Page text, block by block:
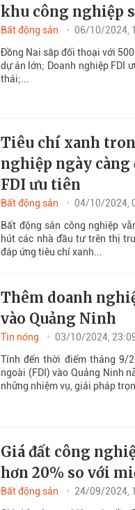
khu công nghiệp
Bất động sản
06/10/2024,
Đồng Nai sắp đối thoại với
dự án lớn; Doanh nghiệp FDI
thái;...
Tiêu chí xanh
nghiệp ngày càng
FDI ưu tiên
Bất động sản
04/10/2024,
Bất động sản công nghiệp
hút các nhà đầu tư trên thị
đáp ứng tiêu chí xanh...
Thêm doanh
vào Quảng Ninh
Tin nóng
03/10/2024,
Tính đến thời điểm tháng 9/
ngoài (FDI) vào Quảng Ninh
những nhiệm vụ, giải pháp
Giá đất công
hơn 20% so với
Bất động sản
24/09/2024,